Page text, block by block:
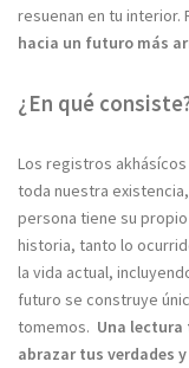
resuenan en tu interior.
hacia un futuro más
¿En qué
Los registros
toda nuestra
persona tiene su
historia, tanto lo
la vida actual,
futuro se construye
tomemos. Una
abrazar tus verdades